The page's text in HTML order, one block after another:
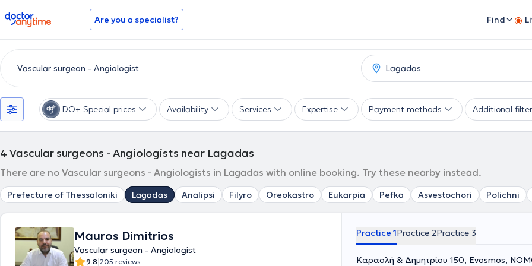
doctoranytime Are you a specialist? Find
DO+ Special prices Availability Services Expertise Payment methods Additional
4 Vascular surgeons - Angiologists near Lagadas
There are no Vascular surgeons - Angiologists in Lagadas with online booking. Try these nearby instead.
Prefecture of Thessaloniki Lagadas Analipsi Filyro Oreokastro Eukarpia Pefka Asvestochori Polichni
Mauros Dimitrios
Vascular surgeon - Angiologist
9.8|205 reviews
Practice 1Practice 2Practice 3
Καραολή & Δημητρίου 150, Evosmos,